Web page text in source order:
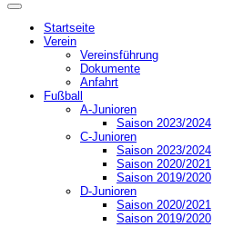
Startseite
Verein
Vereinsführung
Dokumente
Anfahrt
Fußball
A-Junioren
Saison 2023/2024
C-Junioren
Saison 2023/2024
Saison 2020/2021
Saison 2019/2020
D-Junioren
Saison 2020/2021
Saison 2019/2020